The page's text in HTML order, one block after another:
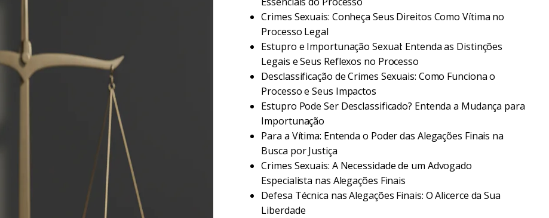
Crimes Sexuais: Conheça Seus Direitos Como Vítima no
Processo Legal
Estupro e Importunação Sexual: Entenda as Distinções
Legais e Seus Reflexos no Processo
Desclassificação de Crimes Sexuais: Como Funciona o
Processo e Seus Impactos
Estupro Pode Ser Desclassificado? Entenda a Mudança para
Importunação
Para a Vítima: Entenda o Poder das Alegações Finais na
Busca por Justiça
Crimes Sexuais: A Necessidade de um Advogado
Especialista nas Alegações Finais
Defesa Técnica nas Alegações Finais: O Alicerce da Sua
Liberdade